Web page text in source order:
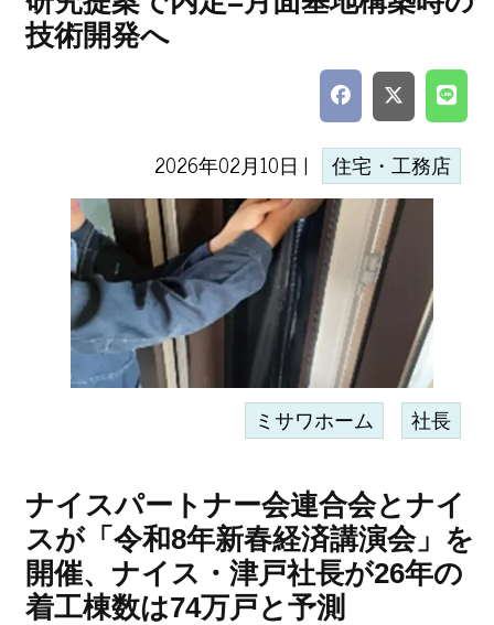
技術開発へ
2026年02月10日 | 住宅・工務店
ミサワホーム 社長
ナイスパートナー会連合会とナイ
スが「令和8年新春経済講演会」を
開催、ナイス・津戸社長が26年の
着工棟数は74万戸と予測